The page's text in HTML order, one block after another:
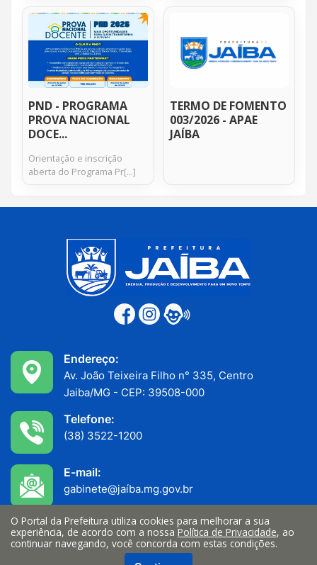
PND - PROGRAMA
PROVA NACIONAL
DOCE...
Orientação e inscrição
aberta do Programa Pr[...]
TERMO DE FOMENTO
003/2026 - APAE
JAÍBA
Endereço:
Av. João Teixeira Filho n° 335, Centro
Jaiba/MG - CEP: 39508-000
Telefone:
(38) 3522-1200
E-mail:
gabinete@jaíba.mg.gov.br
Funcionamento:
Atendimento ao público: 7h às 11h
Serviços internos: 13h às 17h
O Portal da Prefeitura utiliza cookies para melhorar a sua
experiência, de acordo com a nossaPolítica de Privacidade, ao
continuar navegando, você concorda com estas condições.